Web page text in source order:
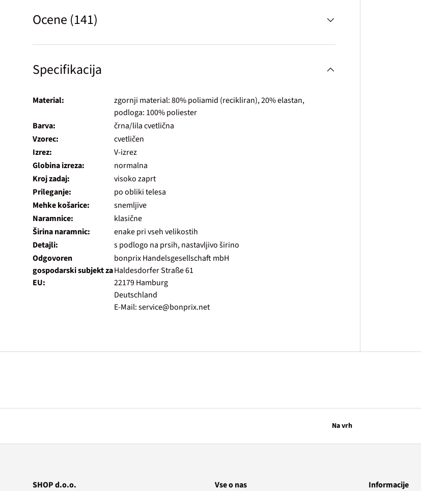
Ocene (141)
Specifikacija
Material:
zgornji material: 80% poliamid (recikliran), 20% elastan,
podloga: 100% poliester
Barva:
črna/lila cvetlična
Vzorec:
cvetličen
Izrez:
V-izrez
Globina izreza:
normalna
Kroj zadaj:
visoko zaprt
Prileganje:
po obliki telesa
Mehke košarice:
snemljive
Naramnice:
klasične
Širina naramnic:
enake pri vseh velikostih
Detajli:
s podlogo na prsih, nastavljivo širino
Odgovoren
gospodarski subjekt za
EU:
bonprix Handelsgesellschaft mbH
Haldesdorfer Straße 61
22179 Hamburg
Deutschland
E-Mail: service@bonprix.net
Na vrh
SHOP d.o.o. Vse o nas Informacije